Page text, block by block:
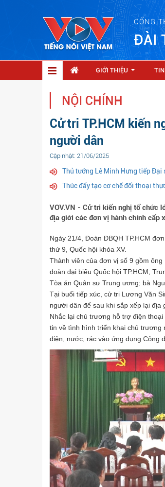
CỔNG
ĐÀI
GIỚI THIỆU
NỘI CHÍNH
Cử tri TP.HCM kiến
người dân
Cập nhật: 21/06/2025
Thủ tướng Lê Minh Hưng tiếp Đại
Thúc đẩy tạo cơ chế đối thoại
VOV.VN - Cử tri kiến nghị tổ chức
địa giới các đơn vị hành chính cấp
Ngày 21/4, Đoàn ĐBQH TP.HCM
thứ 9, Quốc hội khóa XV.
Thành viên của đơn vị số 9 gồm
đoàn đại biểu Quốc hội TP.HCM;
Tòa án Quân sự Trung ương; bà
Tại buổi tiếp xúc, cử tri Lương Văn
người dân để sau khi sắp xếp lại địa
Nhắc lại chủ trương hỗ trợ điện
tin về tình hình triển khai chủ trương
điện, nước, rác vào ứng dụng Công